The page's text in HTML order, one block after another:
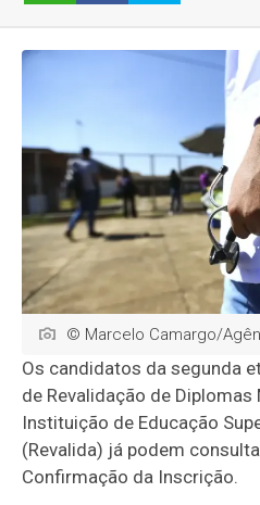
© Marcelo Camargo/
Os candidatos da segunda
de Revalidação de
Instituição de Educação
(Revalida) já podem
Confirmação da Inscrição.